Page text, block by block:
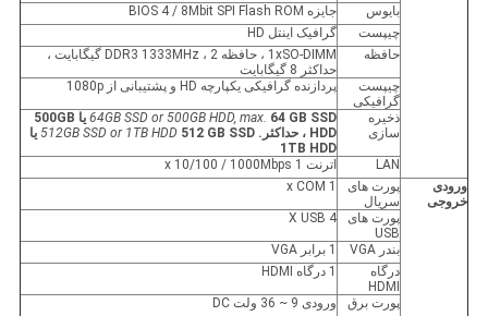
بایوس
جایزه BIOS 4 / 8Mbit SPI Flash ROM
چیپست
گرافیک اینتل HD
حافظه
1xSO-DIMM ، حافظه DDR3 1333MHz ، 2 گیگابایت ،
حداکثر 8 گیگابایت
چیپست
گرافیکی
پردازنده گرافیکی یکپارچه HD و پشتیبانی از 1080p
ذخیره
سازی
64GB SSD or 500GB HDD, max.
64 GB SSD یا 500GB
HDD ، حداکثر.
512GB SSD or 1TB HDD512 GB SSD یا
1TB HDD
LAN
اترنت 1 x 10/100 / 1000Mbps
ورودی
خروجی
پورت های
سریال
1 x COM
پورت های
USB
4 X USB
بندر VGA
1 برابر VGA
درگاه
HDMI
1 درگاه HDMI
پورت برق
ورودی 9 ~ 36 ولت DC